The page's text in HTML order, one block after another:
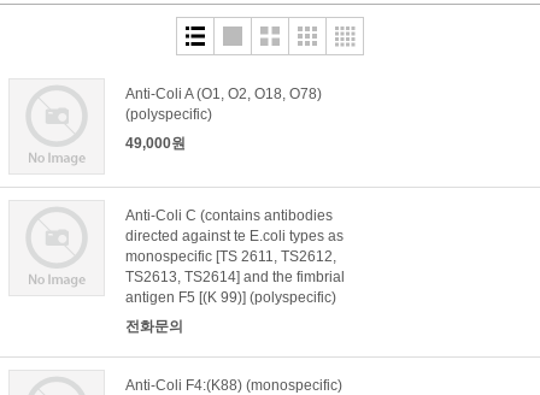
Anti-Coli A (O1, O2, O18, O78)
(polyspecific)
49,000원
Anti-Coli C (contains antibodies
directed against te E.coli types as
monospecific [TS 2611, TS2612,
TS2613, TS2614] and the fimbrial
antigen F5 [(K 99)] (polyspecific)
전화문의
Anti-Coli F4:(K88) (monospecific)